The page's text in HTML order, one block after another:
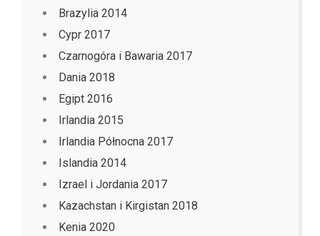
Brazylia 2014
Cypr 2017
Czarnogóra i Bawaria 2017
Dania 2018
Egipt 2016
Irlandia 2015
Irlandia Północna 2017
Islandia 2014
Izrael i Jordania 2017
Kazachstan i Kirgistan 2018
Kenia 2020